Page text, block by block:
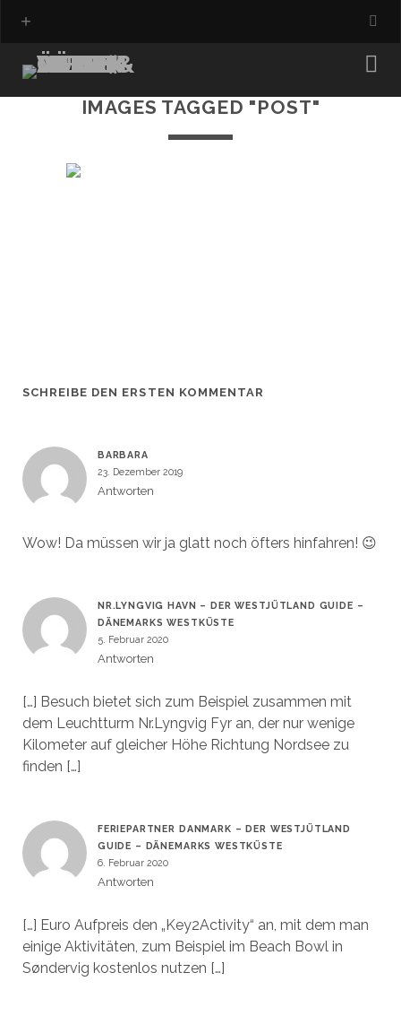
IMAGES TAGGED "POST"
SCHREIBE DEN ERSTEN KOMMENTAR
BARBARA
23. Dezember 2019
Antworten
Wow! Da müssen wir ja glatt noch öfters hinfahren! 😉
NR.LYNGVIG HAVN – DER WESTJÜTLAND GUIDE –
DÄNEMARKS WESTKÜSTE
5. Februar 2020
Antworten
[…] Besuch bietet sich zum Beispiel zusammen mit
dem Leuchtturm Nr.Lyngvig Fyr an, der nur wenige
Kilometer auf gleicher Höhe Richtung Nordsee zu
finden […]
FERIEPARTNER DANMARK – DER WESTJÜTLAND
GUIDE – DÄNEMARKS WESTKÜSTE
6. Februar 2020
Antworten
[…] Euro Aufpreis den „Key2Activity“ an, mit dem man
einige Aktivitäten, zum Beispiel im Beach Bowl in
Søndervig kostenlos nutzen […]